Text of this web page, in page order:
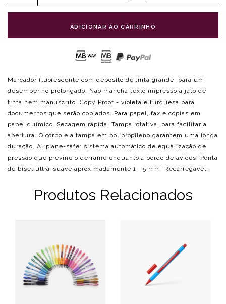
ADICIONAR AO CARRINHO
Marcador fluorescente com depósito de tinta grande, para um
desempenho prolongado. Não mancha texto impresso a jato de
tinta nem manuscrito. Copy Proof - violeta e turquesa para
documentos que serão copiados. Para papel, fax e cópias em
papel químico. Secagem rápida. Tampa rotativa, para facilitar a
abertura. O corpo e a tampa em polipropileno garantem uma longa
duração. Airplane-safe: sistema automático de equalização de
pressão que previne o derrame enquanto a bordo de aviões. Ponta
de bisel ultra-suave aproximadamente 1 - 5 mm. Recarregável.
Produtos Relacionados